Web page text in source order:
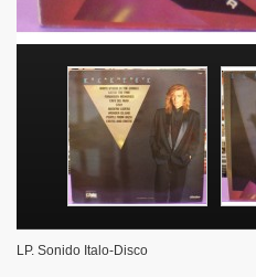
LP. Sonido Italo-Disco